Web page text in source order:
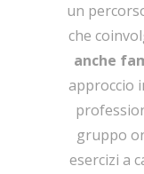
un
che
anche
approccio
gruppo
esercizi a